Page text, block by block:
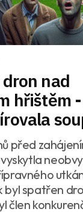
nad
hřištěm
před
byl spatřen
člen